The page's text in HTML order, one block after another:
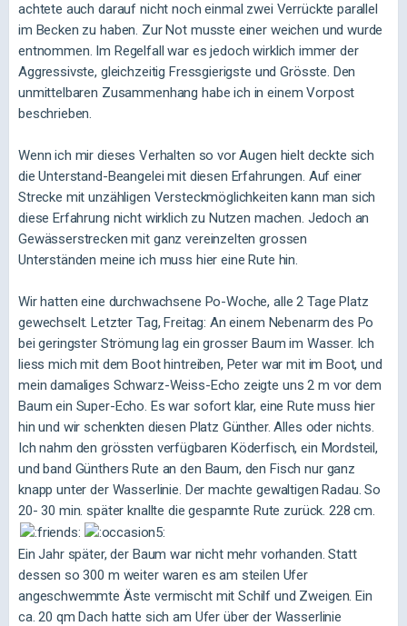
achtete auch darauf nicht noch einmal zwei Verrückte parallel
im Becken zu haben. Zur Not musste einer weichen und wurde
entnommen. Im Regelfall war es jedoch wirklich immer der
Aggressivste, gleichzeitig Fressgierigste und Grösste. Den
unmittelbaren Zusammenhang habe ich in einem Vorpost
beschrieben.
Wenn ich mir dieses Verhalten so vor Augen hielt deckte sich
die Unterstand-Beangelei mit diesen Erfahrungen. Auf einer
Strecke mit unzähligen Versteckmöglichkeiten kann man sich
diese Erfahrung nicht wirklich zu Nutzen machen. Jedoch an
Gewässerstrecken mit ganz vereinzelten grossen
Unterständen meine ich muss hier eine Rute hin.
Wir hatten eine durchwachsene Po-Woche, alle 2 Tage Platz
gewechselt. Letzter Tag, Freitag: An einem Nebenarm des Po
bei geringster Strömung lag ein grosser Baum im Wasser. Ich
liess mich mit dem Boot hintreiben, Peter war mit im Boot, und
mein damaliges Schwarz-Weiss-Echo zeigte uns 2 m vor dem
Baum ein Super-Echo. Es war sofort klar, eine Rute muss hier
hin und wir schenkten diesen Platz Günther. Alles oder nichts.
Ich nahm den grössten verfügbaren Köderfisch, ein Mordsteil,
und band Günthers Rute an den Baum, den Fisch nur ganz
knapp unter der Wasserlinie. Der machte gewaltigen Radau. So
20- 30 min. später knallte die gespannte Rute zurück. 228 cm.
Ein Jahr später, der Baum war nicht mehr vorhanden. Statt
dessen so 300 m weiter waren es am steilen Ufer
angeschwemmte Äste vermischt mit Schilf und Zweigen. Ein
ca. 20 qm Dach hatte sich am Ufer über der Wasserlinie